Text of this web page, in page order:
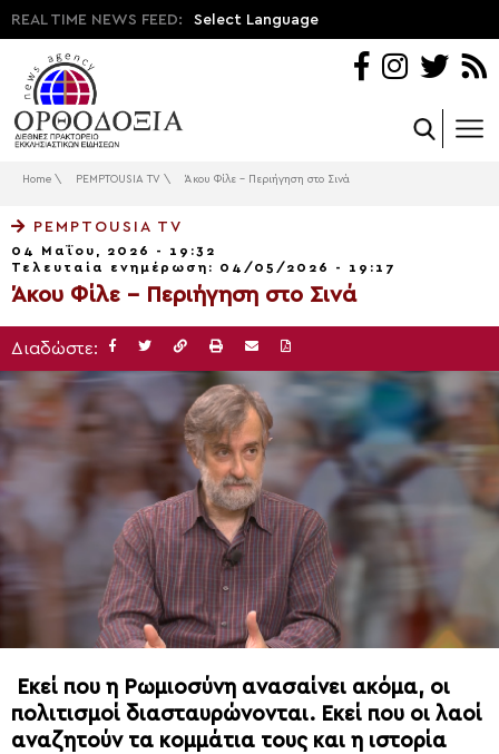
REAL TIME NEWS FEED: Select Language
Home \ PEMPTOUSIA TV \ Άκου Φίλε – Περιήγηση στο Σινά
PEMPTOUSIA TV
04 Μαΐου, 2026 - 19:32
Τελευταία ενημέρωση: 04/05/2026 - 19:17
Άκου Φίλε – Περιήγηση στο Σινά
Διαδώστε:
Εκεί που η Ρωμιοσύνη ανασαίνει ακόμα, οι
πολιτισμοί διασταυρώνονται. Εκεί που οι λαοί
αναζητούν τα κομμάτια τους και η ιστορία